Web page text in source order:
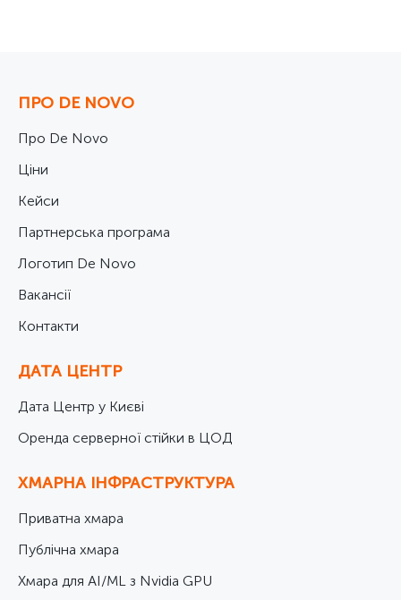
ПРО DE NOVO
Про De Novo
Ціни
Кейси
Партнерська програма
Логотип De Novo
Вакансії
Контакти
ДАТА ЦЕНТР
Дата Центр у Києві
Оренда серверної стійки в ЦОД
ХМАРНА ІНФРАСТРУКТУРА
Приватна хмара
Публічна хмара
Хмара для AI/ML з Nvidia GPU